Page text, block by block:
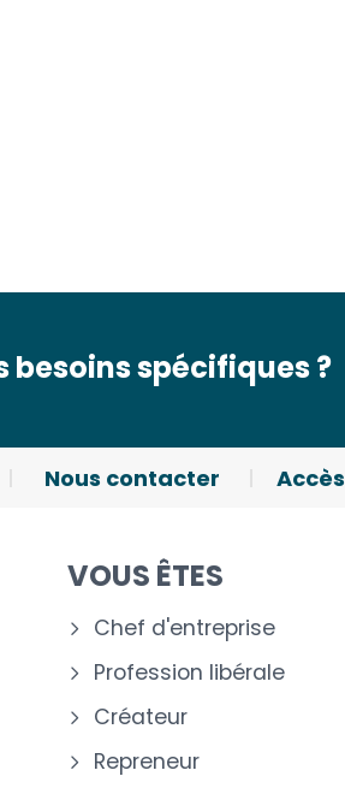
besoins spécifiques ?
Nous contacter
VOUS ÊTES
Chef d'entreprise
Profession libérale
Créateur
Repreneur